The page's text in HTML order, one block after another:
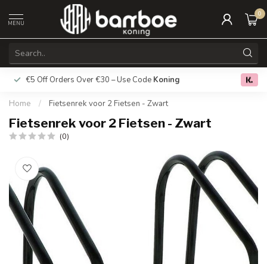
MENU
0
€5 Off Orders Over €30 – Use Code Koning Free
Home / Fietsenrek voor 2 Fietsen - Zwart
Fietsenrek voor 2 Fietsen - Zwart
(0)